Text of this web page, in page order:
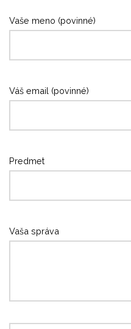
Vaše meno (povinné)
Váš email (povinné)
Predmet
Vaša správa